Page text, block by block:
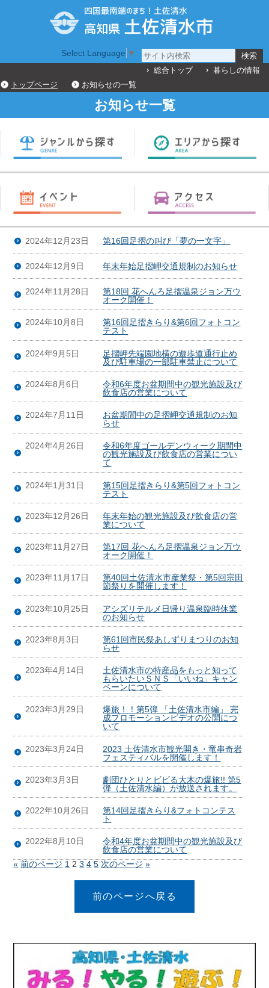
Select Language ▼
総合トップ
暮らしの情報
トップページ
お知らせの一覧
お知らせ一覧
2024年12月23日 第16回足摺の叫び「夢の一文字」
2024年12月9日 年末年始足摺岬交通規制のお知らせ
2024年11月28日
第18回 花へんろ足摺温泉ジョン万ウ
オーク開催！
2024年10月8日
第16回足摺きらり&第6回フォトコン
テスト
2024年9月5日
足摺岬先端園地横の遊歩道通行止め
及び駐車場の一部駐車禁止について
2024年8月6日
令和6年度お盆期間中の観光施設及び
飲食店の営業について
2024年7月11日
お盆期間中の足摺岬交通規制のお知
らせ
2024年4月26日
令和6年度ゴールデンウィーク期間中
の観光施設及び飲食店の営業につい
て
2024年1月31日
第15回足摺きらり&第5回フォトコン
テスト
2023年12月26日
年末年始の観光施設及び飲食店の営
業について
2023年11月27日
第17回 花へんろ足摺温泉ジョン万ウ
オーク開催！
2023年11月17日
第40回土佐清水市産業祭・第5回宗田
節祭りを開催します！
2023年10月25日
アシズリテルメ日帰り温泉臨時休業
のお知らせ
2023年8月3日
第61回市民祭あしずりまつりのお知
らせ
2023年4月14日
土佐清水市の特産品をもっと知って
もらいたいＳＮＳ「いいね」キャン
ペーンについて
2023年3月29日
爆旅！！第5弾 「土佐清水市編」 完
成プロモーションビデオの公開につ
いて
2023年3月24日
2023 土佐清水市観光開き・竜串奇岩
フェスティバルを開催します！
2023年3月3日
劇団ひとりとビビる大木の爆旅!! 第5
弾（土佐清水編）が放送されます。
2022年10月26日
第14回足摺きらり&フォトコンテス
ト
2022年8月10日
令和4年度お盆期間中の観光施設及び
飲食店の営業について
« 前のページ 1 23 4 5 次のページ »
前のページへ戻る